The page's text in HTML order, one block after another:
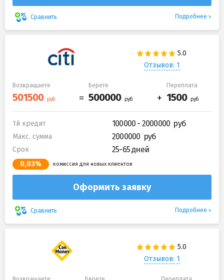
Сравнить Подробнее
Отзывов: 1
Возвращаете Берете Переплата
1й кредит 100000 - 2000000
Макс. сумма 2000000
Срок 25-65 дней
0,03% комиссия для новых клиентов
Оформить заявку
Сравнить Подробнее
Отзывов: 1